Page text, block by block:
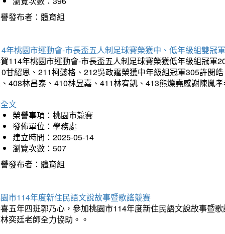
發布者：體育組
年桃園市運動會-市長盃五人制足球賽榮獲中、低年級組雙冠軍
114年桃園市運動會-市長盃五人制足球賽榮獲低年級組冠
甘紹恩、211柯懿格、212吳政霆榮獲中年級組冠軍305許閔
408林昌泰、410林昱嘉、411林宥凱、413熊爍堯感謝陳胤
文
榮譽事項：桃園市競賽
發佈單位：學務處
建立時間：2025-05-14
瀏覽次數：507
發布者：體育組
市114年度新住民語文說故事暨歌謠競賽
五年四班郭乃心，參加桃園市114年度新住民語文說故事暨
奕廷老師全力協助。。